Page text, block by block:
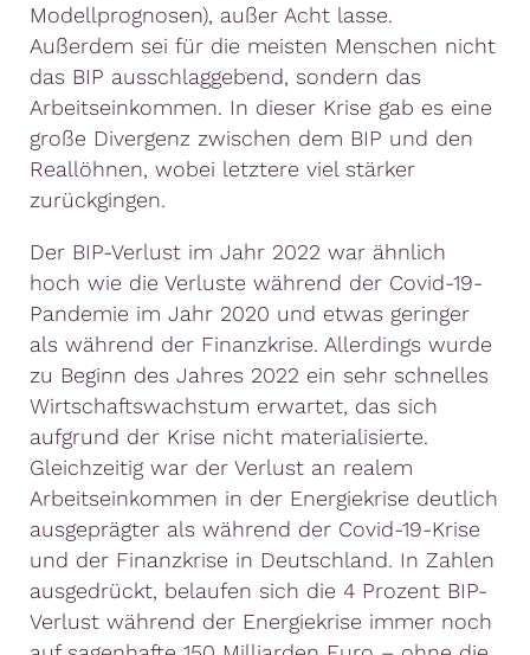
Modellprognosen), außer Acht lasse.
Außerdem sei für die meisten Menschen nicht
das BIP ausschlaggebend, sondern das
Arbeitseinkommen. In dieser Krise gab es eine
große Divergenz zwischen dem BIP und den
Reallöhnen, wobei letztere viel stärker
zurückgingen.
Der BIP-Verlust im Jahr 2022 war ähnlich
hoch wie die Verluste während der Covid-19-
Pandemie im Jahr 2020 und etwas geringer
als während der Finanzkrise. Allerdings wurde
zu Beginn des Jahres 2022 ein sehr schnelles
Wirtschaftswachstum erwartet, das sich
aufgrund der Krise nicht materialisierte.
Gleichzeitig war der Verlust an realem
Arbeitseinkommen in der Energiekrise deutlich
ausgeprägter als während der Covid-19-Krise
und der Finanzkrise in Deutschland. In Zahlen
ausgedrückt, belaufen sich die 4 Prozent BIP-
Verlust während der Energiekrise immer noch